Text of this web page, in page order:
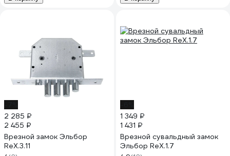
2 285 ₽
2 455 ₽
Врезной замок Эльбор
RеХ.3.11
1 349 ₽
1 431 ₽
Врезной сувальдный замок
Эльбор RеХ.1.7